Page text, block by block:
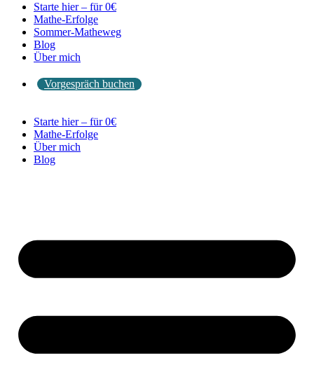
Starte hier – für 0€
Mathe-Erfolge
Sommer-Matheweg
Blog
Über mich
Vorgespräch buchen
Starte hier – für 0€
Mathe-Erfolge
Über mich
Blog